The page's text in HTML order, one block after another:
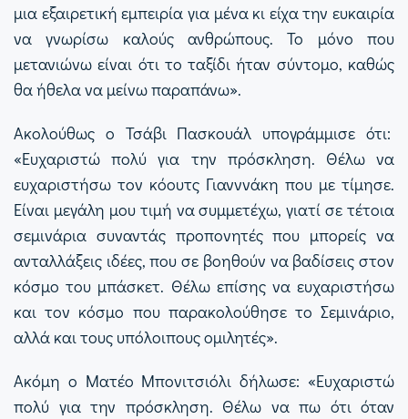
μια εξαιρετική εμπειρία για μένα κι είχα την ευκαιρία
να γνωρίσω καλούς ανθρώπους. Το μόνο που
μετανιώνω είναι ότι το ταξίδι ήταν σύντομο, καθώς
θα ήθελα να μείνω παραπάνω».
Ακολούθως ο Τσάβι Πασκουάλ υπογράμμισε ότι:
«Ευχαριστώ πολύ για την πρόσκληση. Θέλω να
ευχαριστήσω τον κόουτς Γιανννάκη που με τίμησε.
Είναι μεγάλη μου τιμή να συμμετέχω, γιατί σε τέτοια
σεμινάρια συναντάς προπονητές που μπορείς να
ανταλλάξεις ιδέες, που σε βοηθούν να βαδίσεις στον
κόσμο του μπάσκετ. Θέλω επίσης να ευχαριστήσω
και τον κόσμο που παρακολούθησε το Σεμινάριο,
αλλά και τους υπόλοιπους ομιλητές».
Ακόμη ο Ματέο Μπονιτσιόλι δήλωσε: «Ευχαριστώ
πολύ για την πρόσκληση. Θέλω να πω ότι όταν